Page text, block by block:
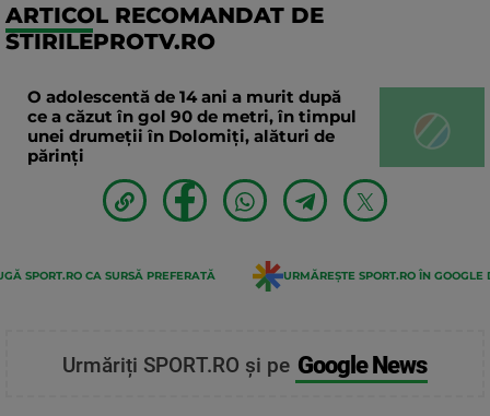
ARTICOL RECOMANDAT DE
STIRILEPROTV.RO
O adolescentă de 14 ani a murit după
ce a căzut în gol 90 de metri, în timpul
unei drumeții în Dolomiți, alături de
părinți
SPORT.RO CA SURSĂ PREFERATĂ URMĂREȘTE SPORT.RO ÎN GOOGLE
Urmăriți SPORT.RO și pe Google News